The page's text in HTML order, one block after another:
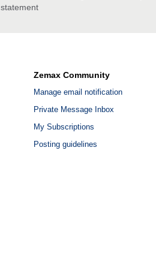
statement
Zemax Community
Manage email notification
Private Message Inbox
My Subscriptions
Posting guidelines